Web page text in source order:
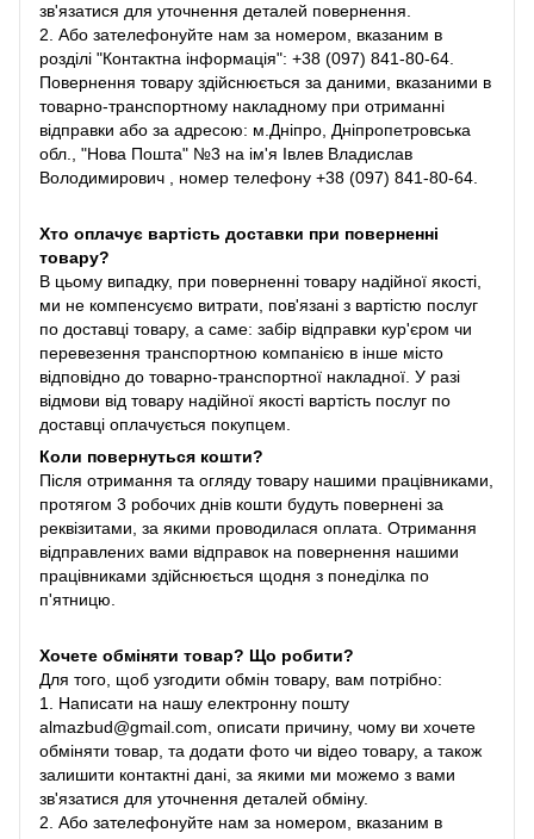
зв'язатися для уточнення деталей повернення.
2. Або зателефонуйте нам за номером, вказаним в
розділі "Контактна інформація": +38 (097) 841-80-64.
Повернення товару здійснюється за даними, вказаними в
товарно-транспортному накладному при отриманні
відправки або за адресою: м.Дніпро, Дніпропетровська
обл., "Нова Пошта" №3 на ім'я Івлев Владислав
Володимирович , номер телефону +38 (097) 841-80-64.
Хто оплачує вартість доставки при поверненні
товару?
В цьому випадку, при поверненні товару надійної якості,
ми не компенсуємо витрати, пов'язані з вартістю послуг
по доставці товару, а саме: забір відправки кур'єром чи
перевезення транспортною компанією в інше місто
відповідно до товарно-транспортної накладної. У разі
відмови від товару надійної якості вартість послуг по
доставці оплачується покупцем.
Коли повернуться кошти?
Після отримання та огляду товару нашими працівниками,
протягом 3 робочих днів кошти будуть повернені за
реквізитами, за якими проводилася оплата. Отримання
відправлених вами відправок на повернення нашими
працівниками здійснюється щодня з понеділка по
п'ятницю.
Хочете обміняти товар? Що робити?
Для того, щоб узгодити обмін товару, вам потрібно:
1. Написати на нашу електронну пошту
almazbud@gmail.com, описати причину, чому ви хочете
обміняти товар, та додати фото чи відео товару, а також
залишити контактні дані, за якими ми можемо з вами
зв'язатися для уточнення деталей обміну.
2. Або зателефонуйте нам за номером, вказаним в